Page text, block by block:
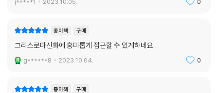
종이책 구매
그리스로마신화에 흥미롭게 접근할 수 있게하네요.
g******8 2023.10.04. 0
종이책 구매